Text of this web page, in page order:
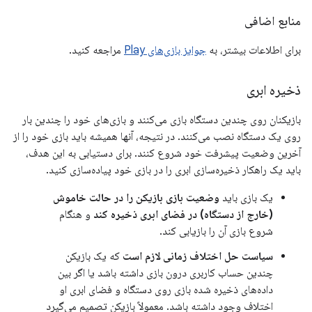
منابع اضافی
برای اطلاعات بیشتر، به جوایز بازی‌های Play مراجعه کنید.
ذخیره ابری
بازیکنان روی چندین دستگاه بازی می‌کنند و بازی‌های خود را چندین بار
روی یک دستگاه نصب می‌کنند. در نتیجه، آنها همیشه باید بازی خود را از
آخرین وضعیت پیشرفت خود شروع کنند. برای دستیابی به این هدف،
باید یک راهکار ذخیره‌سازی ابری را در بازی خود پیاده‌سازی کنید.
یک بازی باید وضعیت بازی بازیکن را در حالت خاموش
(خارج از دستگاه) در فضای ابری ذخیره کند و هنگام
شروع بازی آن را بازیابی کند.
سیاست حل اختلاف زمانی لازم است که یک بازیکن
چندین حساب کاربری درون بازی داشته باشد یا اگر بین
داده‌های ذخیره شده بازی روی دستگاه و فضای ابری او
اختلاف وجود داشته باشد. معمولاً بازیکن تصمیم می‌گیرد